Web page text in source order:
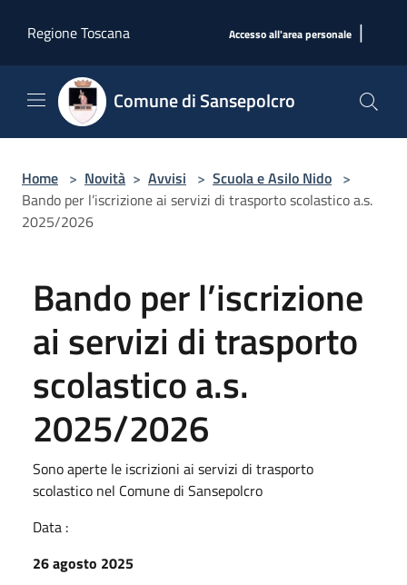
Regione Toscana
Accesso all'area personale |
Comune di Sansepolcro
Home > Novità > Avvisi > Scuola e Asilo Nido >
Bando per l’iscrizione ai servizi di trasporto scolastico a.s.
2025/2026
Bando per l’iscrizione
ai servizi di trasporto
scolastico a.s.
2025/2026
Sono aperte le iscrizioni ai servizi di trasporto
scolastico nel Comune di Sansepolcro
Data :
26 agosto 2025